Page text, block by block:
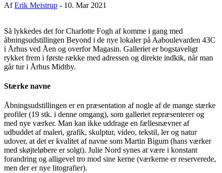
AfErik Meistrup - 10. Mar 2021
Så lykkedes det for Charlotte Fogh af komme i gang med
åbningsudstillingen Beyond i de nye lokaler på Aaboulevarden 43C
i Århus ved Åen og overfor Magasin. Galleriet er bogstaveligt
rykket frem i første række med adressen og direkte indkik, når man
går tur i Århus Midtby.
Stærke navne
Åbningsudstillingen er en præsentation af nogle af de mange stærke
profiler (19 stk. i denne omgang), som galleriet repræsenterer og
med nye værker. Man kan ikke uddrage en fællesnævner af
udbuddet af maleri, grafik, skulptur, video, tekstil, ler og natur
udover, at det er kvalitet af navne som Martin Bigum (hans værker
med skøjteløbere er solgt). Julie Nord synes at være i konstant
forandring og alligevel tro mod sine kerne (værkerne er reserverede,
men der er nye litografier).